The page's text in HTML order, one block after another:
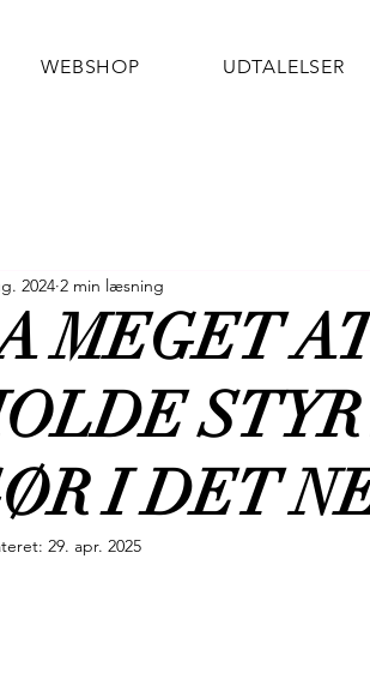
WEBSHOP UDTALELSER
MEGET
I DET
2024 2 min læsning
29. apr. 2025